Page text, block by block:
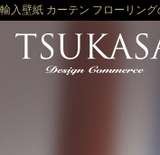
輸入壁紙 カーテン フローリン